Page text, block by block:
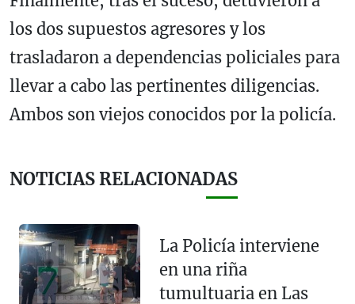
los dos supuestos agresores y los
trasladaron a dependencias policiales para
llevar a cabo las pertinentes diligencias.
Ambos son viejos conocidos por la policía.
NOTICIAS RELACIONADAS
La Policía interviene
en una riña
tumultuaria en Las